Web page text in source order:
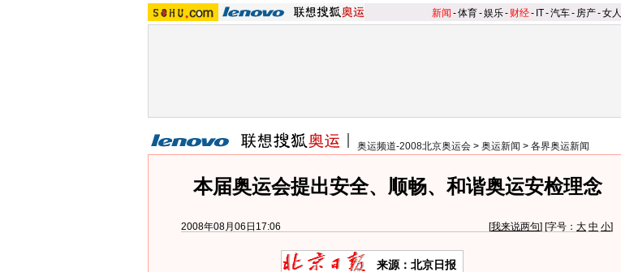
新闻 -体育-娱乐- 财经- IT-汽车- 房产-女人
奥运频道-2008北京奥运会 > 奥运新闻 > 各界奥运新闻
本届奥运会提出安全、顺畅、和谐奥运安检理念
2008年08月06日17:06 [我来说两句] [字号： 大 中 小]
来源：北京日报